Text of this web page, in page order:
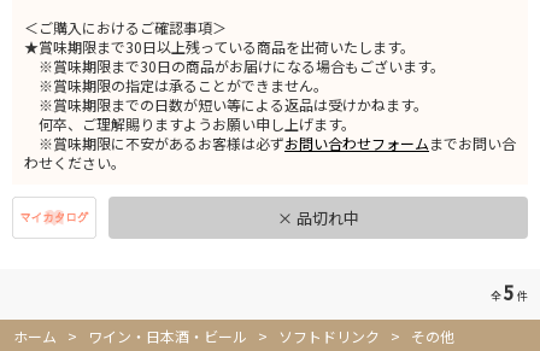
＜ご購入におけるご確認事項＞
★賞味期限まで30日以上残っている商品を出荷いたします。
※賞味期限まで30日の商品がお届けになる場合もございます。
※賞味期限の指定は承ることができません。
※賞味期限までの日数が短い等による返品は受けかねます。
何卒、ご理解賜りますようお願い申し上げます。
※賞味期限に不安があるお客様は必ずお問い合わせフォームまでお問い合
わせください。
× 品切れ中
全5 件
ホーム > ワイン・日本酒・ビール > ソフトドリンク > その他